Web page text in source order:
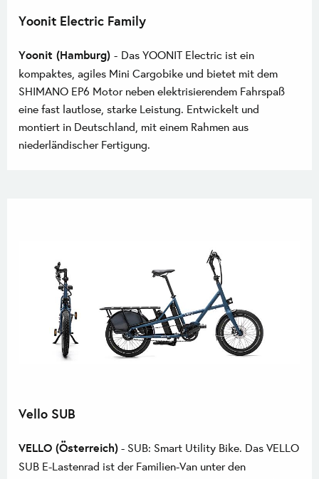
Yoonit Electric Family
Yoonit (Hamburg) - Das YOONIT Electric ist ein
kompaktes, agiles Mini Cargobike und bietet mit dem
SHIMANO EP6 Motor neben elektrisierendem Fahrspaß
eine fast lautlose, starke Leistung. Entwickelt und
montiert in Deutschland, mit einem Rahmen aus
niederländischer Fertigung.
Vello SUB
VELLO (Österreich)- SUB: Smart Utility Bike. Das VELLO
SUB E-Lastenrad ist der Familien-Van unter den